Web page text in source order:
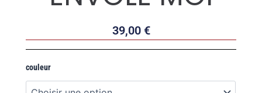
39,00 €
couleur
quantité
EX